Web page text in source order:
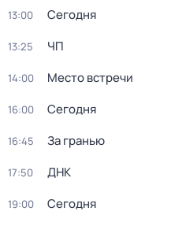
13:00 Сегодня
13:25 ЧП
14:00 Место встречи
16:00 Сегодня
16:45 За гранью
17:50 ДНК
19:00 Сегодня